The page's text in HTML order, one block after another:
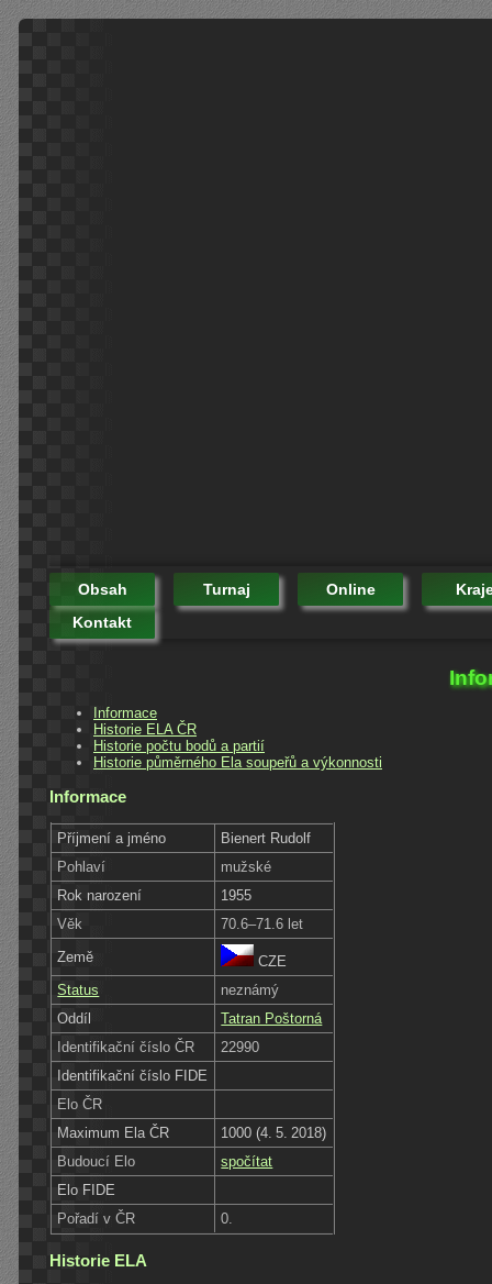
Obsah Turnaj Online
Kontakt
Informace
Historie ELA ČR
Historie počtu bodů a partií
Historie půměrného Ela soupeřů a výkonnosti
Informace
Příjmení a jméno
Bienert Rudolf
Pohlaví
mužské
Rok narození
1955
Věk
70.6–71.6 let
Země
CZE
Status
neznámý
Oddíl
Tatran Poštorná
Identifikační číslo ČR
22990
Identifikační číslo FIDE
Elo ČR
Maximum Ela ČR
1000 (4. 5. 2018)
Budoucí Elo
spočítat
Elo FIDE
Pořadí v ČR
0.
Historie ELA